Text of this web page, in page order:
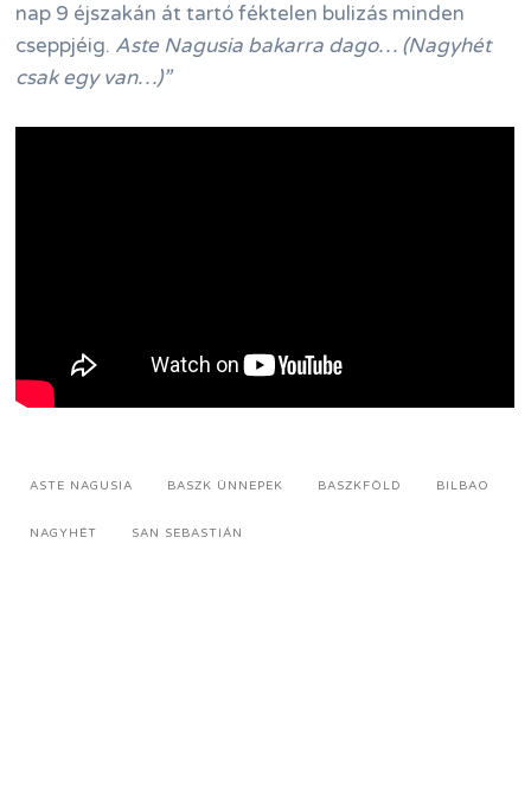
nap 9 éjszakán át tartó féktelen bulizás minden
cseppjéig. Aste Nagusia bakarra dago… (Nagyhét
csak egy van…)”
ASTE NAGUSIA BASZK ÜNNEPEK BASZKFÖLD BILBAO
NAGYHÉT SAN SEBASTIÁN